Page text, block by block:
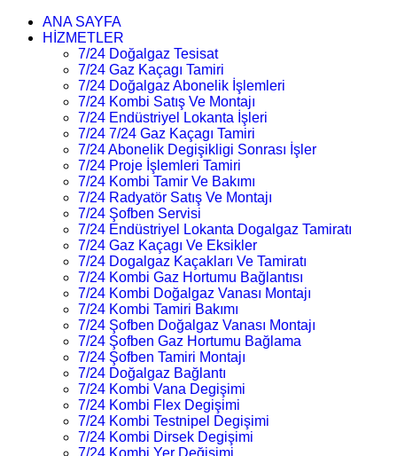
ANA SAYFA
HİZMETLER
7/24 Doğalgaz Tesisat
7/24 Gaz Kaçagı Tamiri
7/24 Doğalgaz Abonelik İşlemleri
7/24 Kombi Satış Ve Montajı
7/24 Endüstriyel Lokanta İşleri
7/24 7/24 Gaz Kaçagı Tamiri
7/24 Abonelik Degişikligi Sonrası İşler
7/24 Proje İşlemleri Tamiri
7/24 Kombi Tamir Ve Bakımı
7/24 Radyatör Satış Ve Montajı
7/24 Şofben Servisi
7/24 Endüstriyel Lokanta Dogalgaz Tamiratı
7/24 Gaz Kaçagı Ve Eksikler
7/24 Dogalgaz Kaçakları Ve Tamiratı
7/24 Kombi Gaz Hortumu Bağlantısı
7/24 Kombi Doğalgaz Vanası Montajı
7/24 Kombi Tamiri Bakımı
7/24 Şofben Doğalgaz Vanası Montajı
7/24 Şofben Gaz Hortumu Bağlama
7/24 Şofben Tamiri Montajı
7/24 Doğalgaz Bağlantı
7/24 Kombi Vana Degişimi
7/24 Kombi Flex Degişimi
7/24 Kombi Testnipel Degişimi
7/24 Kombi Dirsek Degişimi
7/24 Kombi Yer Değişimi